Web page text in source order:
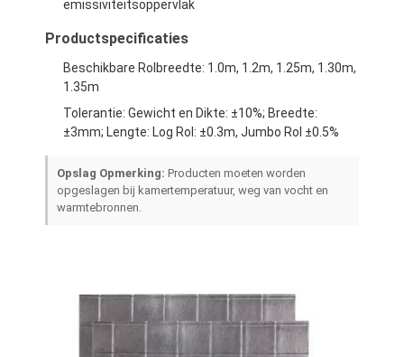
De Plakband van de glasdoek
De Plakband van de Polyimidefilm
Aluminiumfolie Plakband
Folie Onder ogen gezien Kraftpapier-Document
De Band van de doekbuis
emissiviteitsoppervlak
Productspecificaties
Beschikbare Rolbreedte: 1.0m, 1.2m, 1.25m, 1.30m,
1.35m
Tolerantie: Gewicht en Dikte: ±10%; Breedte:
±3mm; Lengte: Log Rol: ±0.3m, Jumbo Rol ±0.5%
Opslag Opmerking: Producten moeten worden
opgeslagen bij kamertemperatuur, weg van vocht en
warmtebronnen.